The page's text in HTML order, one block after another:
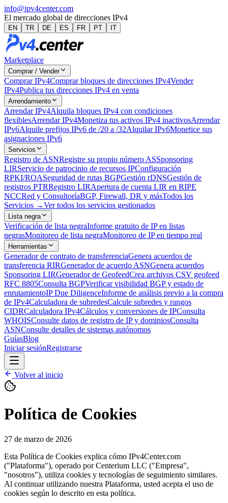
info@ipv4center.com
El mercado global de direcciones IPv4
EN TR DE ES FR PT IT
Marketplace
Comprar / Vender
Comprar IPv4Comprar bloques de direcciones IPv4Vender
IPv4Publica tus direcciones IPv4 en venta
Arrendamiento
Arrendar IPv4Alquila bloques IPv4 con condiciones
flexiblesArrendar IPv4Monetiza tus activos IPv4 inactivosArrendar
IPv6Alquile prefijos IPv6 de /20 a /32Alquilar IPv6Monetice sus
asignaciones IPv6
Servicios
Registro de ASNRegistre su propio número ASSponsoring
LIRServicio de patrocinio de recursos IPConfiguración
RPKI/ROASeguridad de rutas BGPGestión rDNSGestión de
registros PTRRegistro LIRApertura de cuenta LIR en RIPE
NCCRed y ConsultoríaBGP, Firewall, DR y másTodos los
Servicios →Ver todos los servicios gestionados
Lista negra
Verificación de lista negraInforme gratuito de IP en listas
negrasMonitoreo de lista negraMonitoreo de IP en tiempo real
Herramientas
Generador de contrato de transferenciaGenera acuerdos de
transferencia RIRGenerador de acuerdo ASNGenera acuerdos
Sponsoring LIRGenerador de GeofeedCrea archivos CSV geofeed
RFC 8805Consulta BGPVerificar visibilidad BGP y estado de
enrutamientoIP Due DiligenceInforme de análisis previo a la compra
de IPv4Calculadora de subredesCalcule subredes y rangos
CIDRCalculadora IPv4Cálculos y conversiones de IPConsulta
WHOISConsulte datos de registro de IP y dominiosConsulta
ASNConsulte detalles de sistemas autónomos
GuíasBlog
Iniciar sesiónRegistrarse
Volver al inicio
Política de Cookies
27 de marzo de 2026
Esta Política de Cookies explica cómo IPv4Center.com
("Plataforma"), operado por Centerium LLC ("Empresa",
"nosotros"), utiliza cookies y tecnologías de seguimiento similares.
Al continuar utilizando nuestra Plataforma, usted acepta el uso de
cookies según lo descrito en esta política.